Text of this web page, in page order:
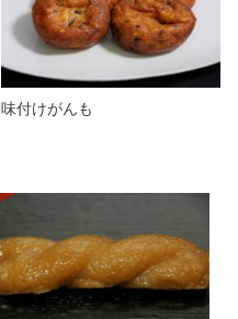
味付けがんも